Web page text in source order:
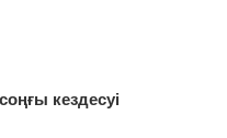
кездесуі